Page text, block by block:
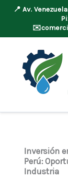
📍 Av.
✉️
contenido
Inversión
Perú:
Industria